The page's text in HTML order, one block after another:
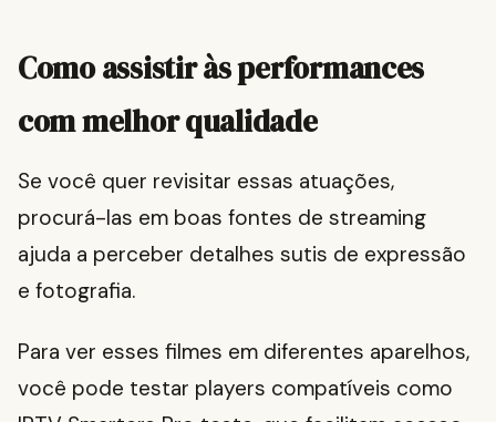
Como assistir às performances
com melhor qualidade
Se você quer revisitar essas atuações,
procurá-las em boas fontes de streaming
ajuda a perceber detalhes sutis de expressão
e fotografia.
Para ver esses filmes em diferentes aparelhos,
você pode testar players compatíveis como